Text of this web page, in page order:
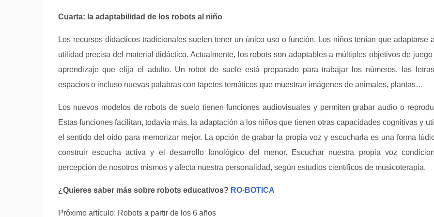
Cuarta: la adaptabilidad de los robots al niño
Los recursos didácticos tradicionales suelen tener un único uso o función. Los niños tenían que adaptarse
utilidad precisa del material didáctico. Actualmente, los robots son adaptables a múltiples objetivos de
aprendizaje que elija el adulto. Un robot de suele está preparado para trabajar los números, las
espacios o incluso nuevas palabras con tapetes temáticos que muestran imágenes de animales, plantas…
Los nuevos modelos de robots de suelo tienen funciones audiovisuales y permiten grabar audio o
Estas funciones facilitan, todavía más, la adaptación a los niños que tienen otras capacidades cognitivas y
el sentido del oído para memorizar mejor. La opción de grabar la propia voz y escucharla es una forma
construir escucha activa y el desarrollo fonológico del menor. Escuchar nuestra propia voz
percepción de nosotros mismos y afecta nuestra personalidad, según estudios científicos de musicoterapia.
¿Quieres saber más sobre robots educativos? RO-BOTICA
Próximo artículo: Robots a partir de los 6 años